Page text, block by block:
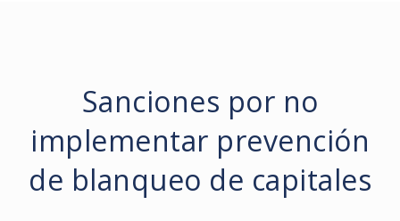
Sanciones por no
implementar prevención
de blanqueo de capitales